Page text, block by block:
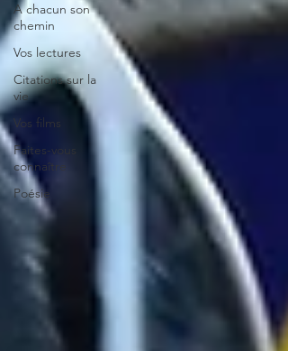
A chacun son
chemin
Vos lectures
Citations sur la
vie
Vos films
Faites-vous
connaître
Poésie